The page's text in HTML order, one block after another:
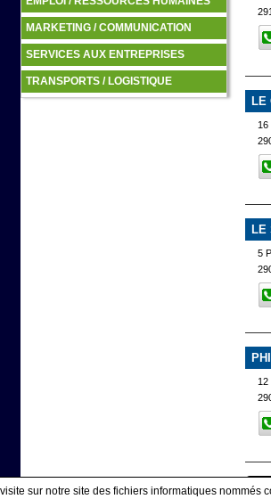
MARKETING / COMMUNICATION
SERVICES AUX ENTREPRISES
TRANSPORTS / LOGISTIQUE
LE
16
LE
5
12
sur notre site des fichiers informatiques nommés